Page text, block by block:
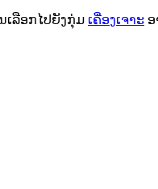
ເລືອກໄປຍັງກຸ່ມ ເຄື່ອງເຈາະ